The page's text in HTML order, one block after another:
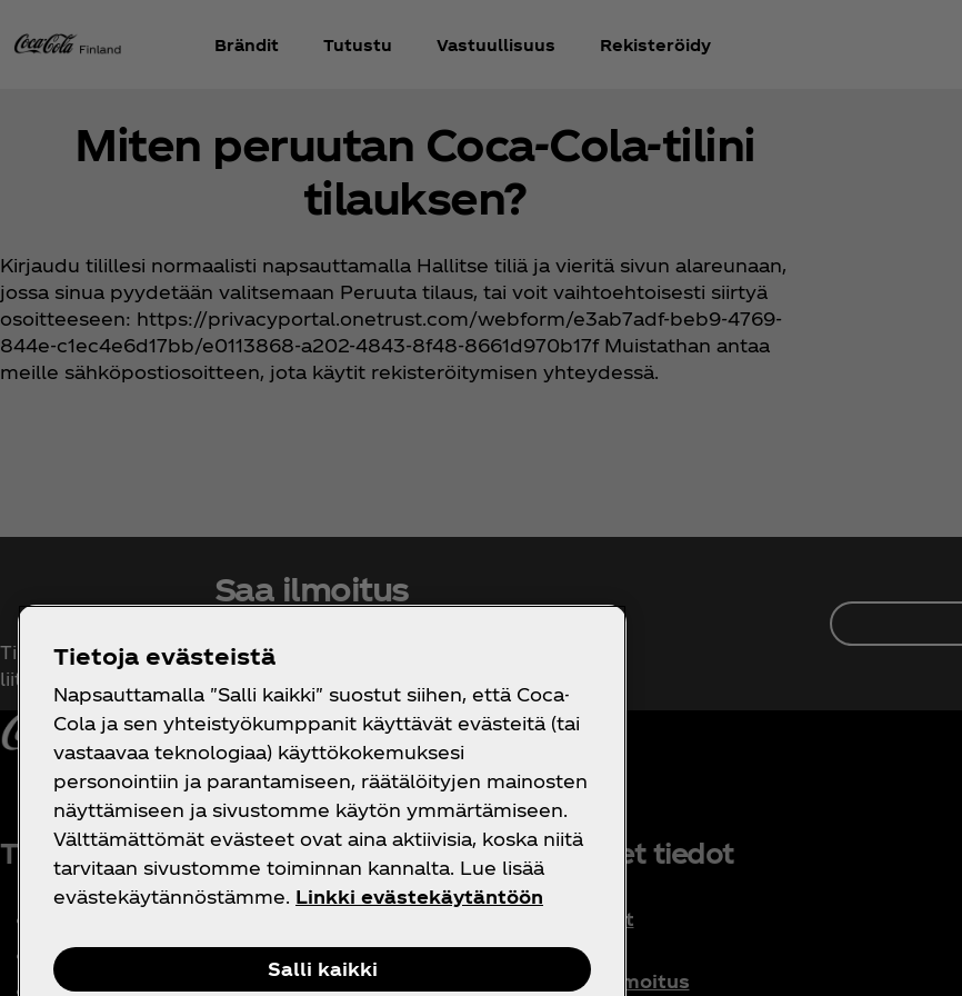
Brändit Tutustu Vastuullisuus Rekisteröidy
Miten peruutan Coca‑Cola-tilini
tilauksen?
Kirjaudu tilillesi normaalisti napsauttamalla Hallitse tiliä ja vieritä sivun alareunaan,
jossa sinua pyydetään valitsemaan Peruuta tilaus, tai voit vaihtoehtoisesti siirtyä
osoitteeseen: https://privacyportal.onetrust.com/webform/e3ab7adf-beb9-4769-
844e-c1ec4e6d17bb/e0113868-a202-4843-8f48-8661d970b17f Muistathan antaa
meille sähköpostiosoitteen, jota käytit rekisteröitymisen yhteydessä.
Saa ilmoitus
Tilaa uutiskirje saadaksesi yksinoikeuden kaikkeen Coca‑Colaan
liittyvään!
Tietoa meistä
Mediakeskus
Historia
Tarvitsetko apua?
Sivukartta
Ota yhteyttä
Oikeudelliset tiedot
Käyttöehdot
Kuluttajien
tietosuojailmoitus
Tietoja evästeistä
Napsauttamalla "Salli kaikki" suostut siihen, että Coca-
Cola ja sen yhteistyökumppanit käyttävät evästeitä (tai
vastaavaa teknologiaa) käyttökokemuksesi
personointiin ja parantamiseen, räätälöityjen mainosten
näyttämiseen ja sivustomme käytön ymmärtämiseen.
Välttämättömät evästeet ovat aina aktiivisia, koska niitä
tarvitaan sivustomme toiminnan kannalta. Lue lisää
evästekäytännöstämme. Linkki evästekäytäntöön
Salli kaikki